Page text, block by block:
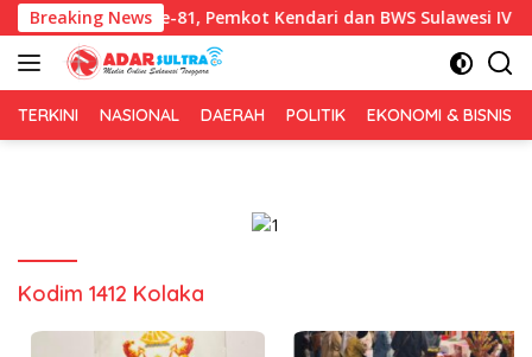
Langsung
ke
konten
Breaking News
HUT RI ke-81, Pemkot Kendari dan BWS Sulawesi IV
TERKINI NASIONAL DAERAH POLITIK EKONOMI & BISNIS
Kodim 1412 Kolaka